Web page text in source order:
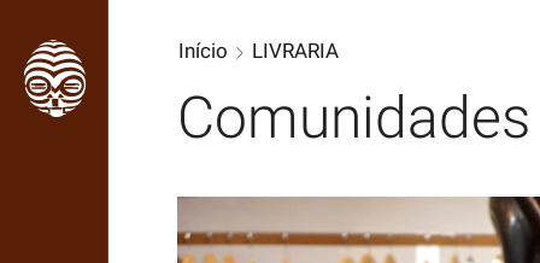
Início LIVRARIA